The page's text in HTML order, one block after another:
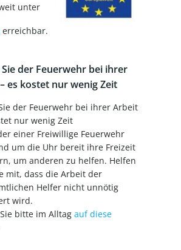
unter
erreichbar.
der Feuerwehr bei ihrer
es kostet nur wenig Zeit
der Feuerwehr bei ihrer Arbeit
nur wenig Zeit
einer Freiwillige Feuerwehr
um die Uhr bereit ihre Freizeit
um anderen zu helfen. Helfen
mit, dass die Arbeit der
Helfer nicht unnötig
wird.
bitte im Alltag auf diese